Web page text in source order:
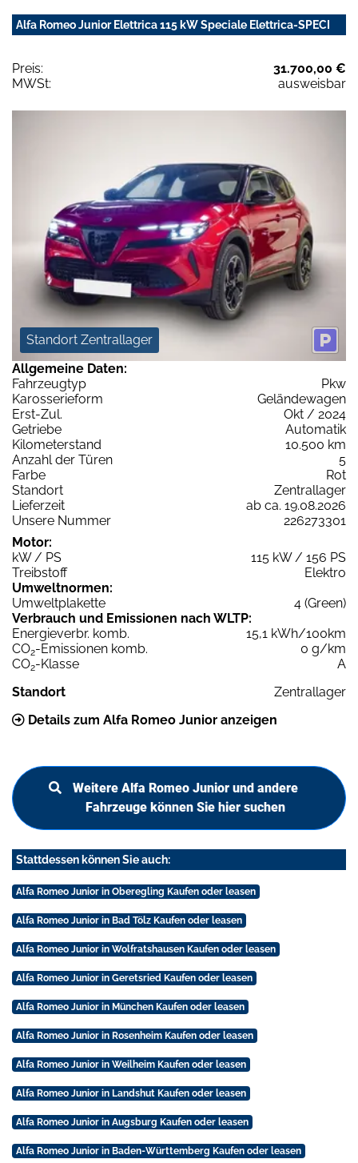
Alfa Romeo Junior Elettrica 115 kW Speciale Elettrica-SPECI
Preis:
31.700,00 €
MWSt:
ausweisbar
Standort Zentrallager
Allgemeine Daten:
Fahrzeugtyp
Pkw
Karosserieform
Geländewagen
Erst-Zul.
Okt / 2024
Getriebe
Automatik
Kilometerstand
10.500 km
Anzahl der Türen
5
Farbe
Rot
Standort
Zentrallager
Lieferzeit
ab ca. 19.08.2026
Unsere Nummer
226273301
Motor:
kW / PS
115 kW / 156 PS
Treibstoff
Elektro
Umweltnormen:
Umweltplakette
4 (Green)
Verbrauch und Emissionen nach WLTP:
Energieverbr. komb.
15,1 kWh/100km
CO2-Emissionen komb.
0 g/km
CO2-Klasse
A
Standort
Zentrallager
Details zum Alfa Romeo Junior anzeigen
Weitere Alfa Romeo Junior und andere
Fahrzeuge können Sie hier suchen
Stattdessen können Sie auch:
Alfa Romeo Junior in Oberegling Kaufen oder leasen
Alfa Romeo Junior in Bad Tölz Kaufen oder leasen
Alfa Romeo Junior in Wolfratshausen Kaufen oder leasen
Alfa Romeo Junior in Geretsried Kaufen oder leasen
Alfa Romeo Junior in München Kaufen oder leasen
Alfa Romeo Junior in Rosenheim Kaufen oder leasen
Alfa Romeo Junior in Weilheim Kaufen oder leasen
Alfa Romeo Junior in Landshut Kaufen oder leasen
Alfa Romeo Junior in Augsburg Kaufen oder leasen
Alfa Romeo Junior in Baden-Württemberg Kaufen oder leasen